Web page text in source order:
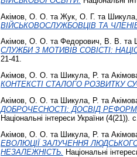
Акімов, О. О. та Жук, О. Г. та
ВІЙСЬКОВОСЛУЖБОВЦІВ ТА
Акімов, О. О. та Федорович, В. В. та
СЛУЖБИ З МОТИВІВ СОВІСТІ:
21-41.
Акімов, О. О. та Шикула, Р. та
КОНТЕКСТІ СТАЛОГО РОЗВИТКУ
Акімов, О. О. та Шикула, Р. та
ДОБРОЧЕСНОСТІ: ДОСВІД
Національні інтереси України (4(21)).
Акімов, О. О. та Шикула, Р. та
ЕВОЛЮЦІЇ ЗАЛУЧЕННЯ
НЕЗАЛЕЖНІСТЬ. Національні